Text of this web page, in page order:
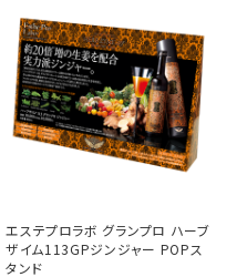
エステプロラボ グランプロ ハーブ
ザイム113GPジンジャー POPス
タンド